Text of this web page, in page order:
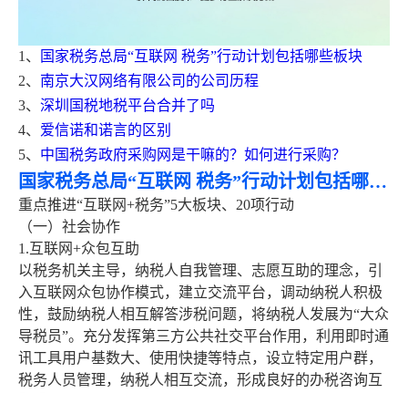
1、
国家税务总局“互联网 税务”行动计划包括哪些板块
2、 南京大汉网络有限公司的公司历程
3、 深圳国税地税平台合并了吗
4、 爱信诺和诺言的区别
5、 中国税务政府采购网是干嘛的？如何进行采购？
国家税务总局“互联网 税务”行动计划包括哪些板块
重点推进“互联网+税务”5大板块、20项行动
（一）社会协作
1.互联网+众包互助
以税务机关主导，纳税人自我管理、志愿互助的理念，引
入互联网众包协作模式，建立交流平台，调动纳税人积极
性，鼓励纳税人相互解答涉税问题，将纳税人发展为“大众
导税员”。充分发挥第三方公共社交平台作用，利用即时通
讯工具用户基数大、使用快捷等特点，设立特定用户群，
税务人员管理，纳税人相互交流，形成良好的办税咨询互